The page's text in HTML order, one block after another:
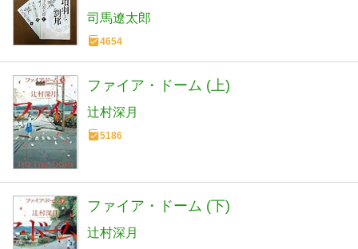
司馬遼太郎
4654
ファイア・ドーム (上)
辻村深月
5186
ファイア・ドーム (下)
辻村深月